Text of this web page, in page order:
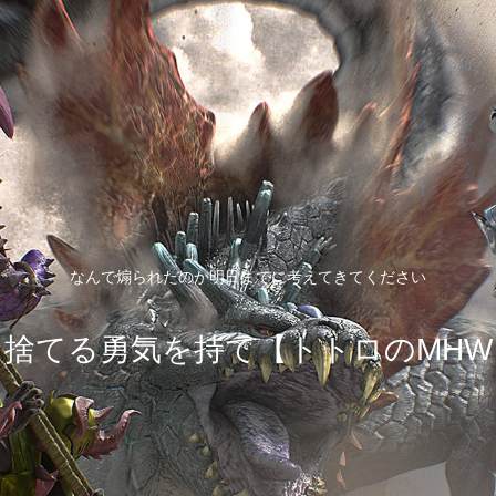
なんで煽られたのか明日までに考えてきてください
てる勇気を持て【トトロの